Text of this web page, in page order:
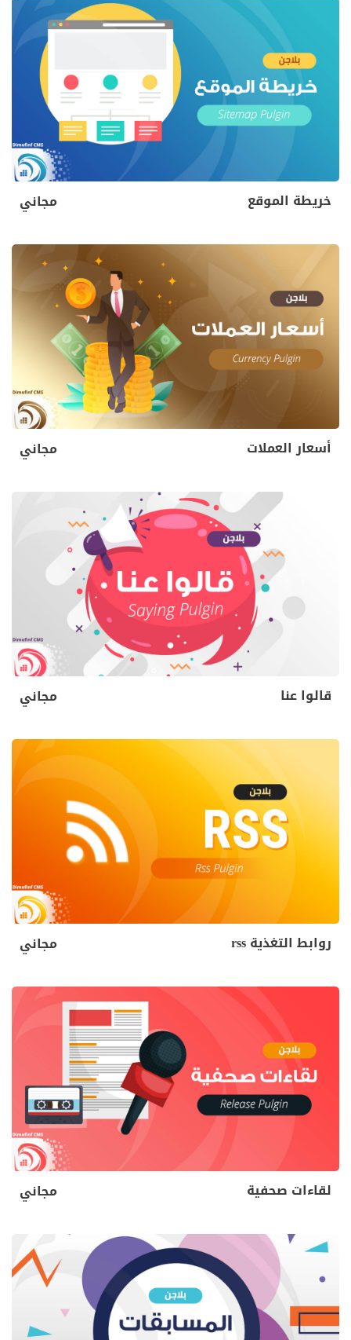
خريطة الموقع مجاني
أسعار العملات مجاني
قالوا عنا مجاني
روابط التغذية rss مجاني
لقاءات صحفية مجاني